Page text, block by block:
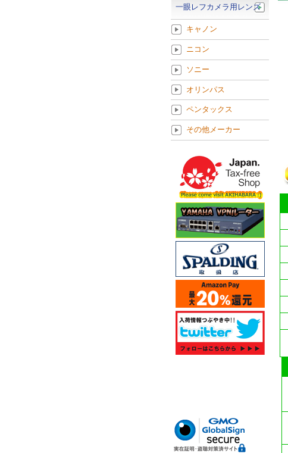
一眼レフカメラ用レンズ
キャノン
ニコン
ソニー
オリンパス
ペンタックス
その他メーカー